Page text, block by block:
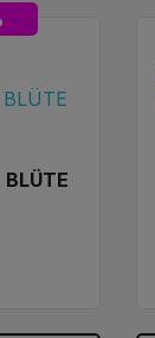
BLÜTE